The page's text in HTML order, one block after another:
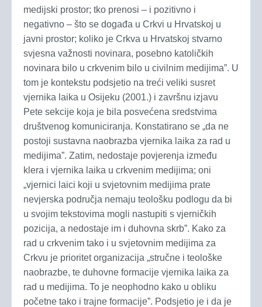
medijski prostor; tko prenosi – i pozitivno i
negativno – što se događa u Crkvi u Hrvatskoj u
javni prostor; koliko je Crkva u Hrvatskoj stvarno
svjesna važnosti novinara, posebno katoličkih
novinara bilo u crkvenim bilo u civilnim medijima”. U
tom je kontekstu podsjetio na treći veliki susret
vjernika laika u Osijeku (2001.) i završnu izjavu
Pete sekcije koja je bila posvećena sredstvima
društvenog komuniciranja. Konstatirano se „da ne
postoji sustavna naobrazba vjernika laika za rad u
medijima”. Zatim, nedostaje povjerenja između
klera i vjernika laika u crkvenim medijima; oni
„vjernici laici koji u svjetovnim medijima prate
nevjerska područja nemaju teološku podlogu da bi
u svojim tekstovima mogli nastupiti s vjerničkih
pozicija, a nedostaje im i duhovna skrb”. Kako za
rad u crkvenim tako i u svjetovnim medijima za
Crkvu je prioritet organizacija „stručne i teološke
naobrazbe, te duhovne formacije vjernika laika za
rad u medijima. To je neophodno kako u obliku
početne tako i trajne formacije”. Podsjetio je i da je